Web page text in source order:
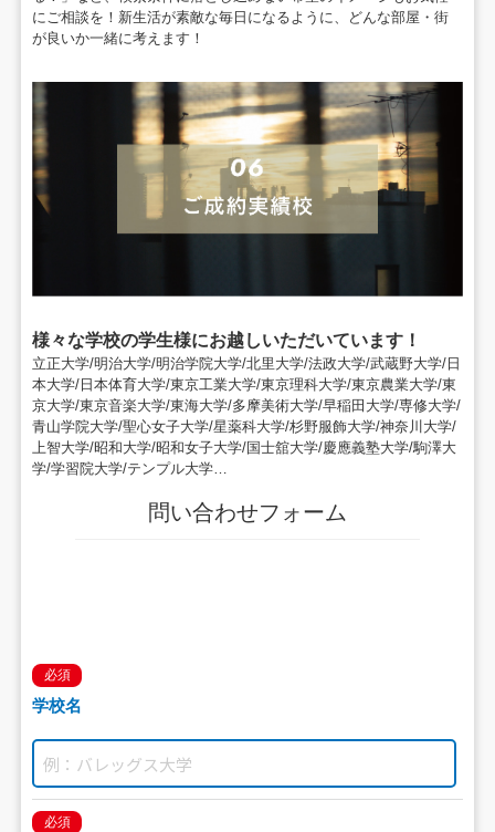
にご相談を！新生活が素敵な毎日になるように、どんな部屋・街
が良いか一緒に考えます！
様々な学校の学生様にお越しいただいています！
立正大学/明治大学/明治学院大学/北里大学/法政大学/武蔵野大学/日
本大学/日本体育大学/東京工業大学/東京理科大学/東京農業大学/東
京大学/東京音楽大学/東海大学/多摩美術大学/早稲田大学/専修大学/
青山学院大学/聖心女子大学/星薬科大学/杉野服飾大学/神奈川大学/
上智大学/昭和大学/昭和女子大学/国士舘大学/慶應義塾大学/駒澤大
学/学習院大学/テンプル大学…
問い合わせフォーム
必須
学校名
必須